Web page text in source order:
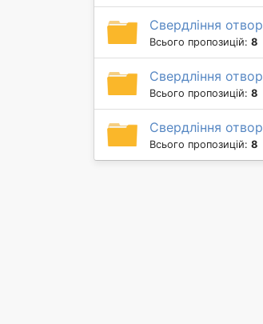
Свердління
Всього пропозицій: 8
Свердління
Всього пропозицій: 8
Свердління
Всього пропозицій: 8